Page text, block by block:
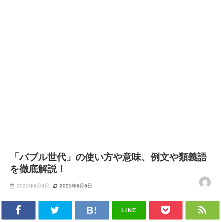
「バブル世代」の使い方や意味、例文や類義語
を徹底解説！
2021年6月6日 2021年6月6日
LINE